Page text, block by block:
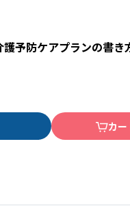
予防ケアプランの書
カー